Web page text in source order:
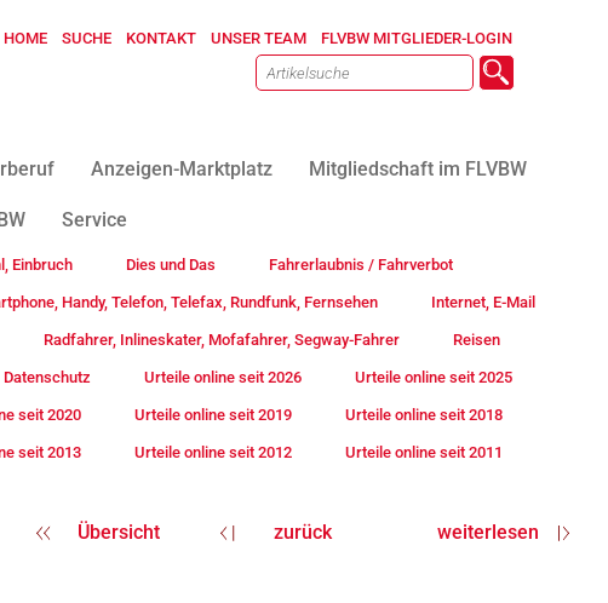
HOME SUCHE KONTAKT UNSER TEAM FLVBW MITGLIEDER-LOGIN
Anzeigen-Marktplatz Mitgliedschaft im FLVBW
Service
Einbruch Dies und Das Fahrerlaubnis / Fahrverbot
Handy, Telefon, Telefax, Rundfunk, Fernsehen Internet, E-Mail
Radfahrer, Inlineskater, Mofafahrer, Segway-Fahrer Reisen
Datenschutz Urteile online seit 2026 Urteile online seit 2025
seit 2020 Urteile online seit 2019 Urteile online seit 2018
seit 2013 Urteile online seit 2012 Urteile online seit 2011
Übersicht zurück weiterlesen